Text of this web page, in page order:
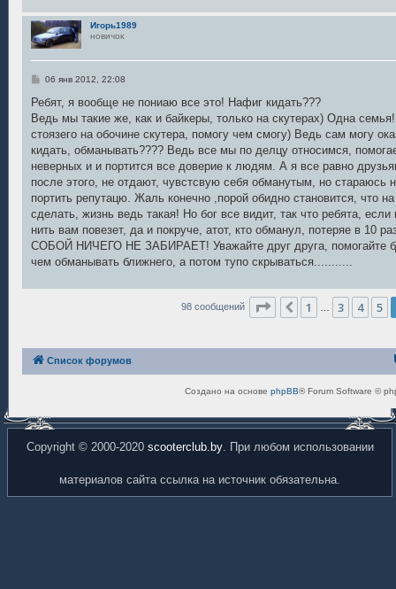
и
е
Игорь1989
новичок
С
о
щ
е
и
е
06 янв 2012, 22:08
Ребят, я вообще не пониаю все это! Нафиг кидать???
Ведь мы такие же, как и байкеры, только на скутерах) Одна
стоязего на обочине скутера, помогу чем смогу) Ведь сам могу
кидать, обманывать???? Ведь все мы по делцу относимся,
неверных и и портится все доверие к людям. А я все равно
после этого, не отдают, чувстсвую себя обманутым, но стараюсь
портить репутацю. Жаль конечно ,порой обидно становится, что
сделать, жизнь ведь такая! Но бог все видит, так что ребята, если
нить вам повезет, да и покруче, атот, кто обманул, потеряе в
СОБОЙ НИЧЕГО НЕ ЗАБИРАЕТ! Уважайте друг друга, помогайте
чем обманывать ближнего, а потом тупо скрываться...........
98 сообщений Страница 6из7
Пред.
1 3 4 5
Список форумов
Создано на основе phpBB® Forum Software ©
Copyright © 2000-2020 scooterclub.by. При любом использовании
материалов сайта ссылка на источник обязательна.